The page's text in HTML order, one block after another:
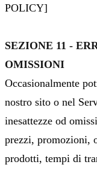
POLICY]
SEZIONE 11 -
OMISSIONI
Occasionalmente
nostro sito o nel
inesattezze od
prezzi, promozioni,
prodotti, tempi di